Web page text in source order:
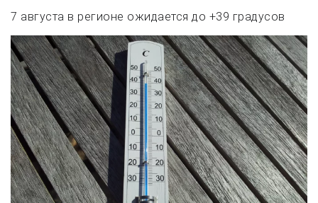
7 августа в регионе ожидается до +39 градусов